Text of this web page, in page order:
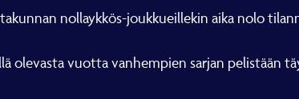
nollaykkös-joukkueillekin aika nolo
olevasta vuotta vanhempien sarjan pelistään